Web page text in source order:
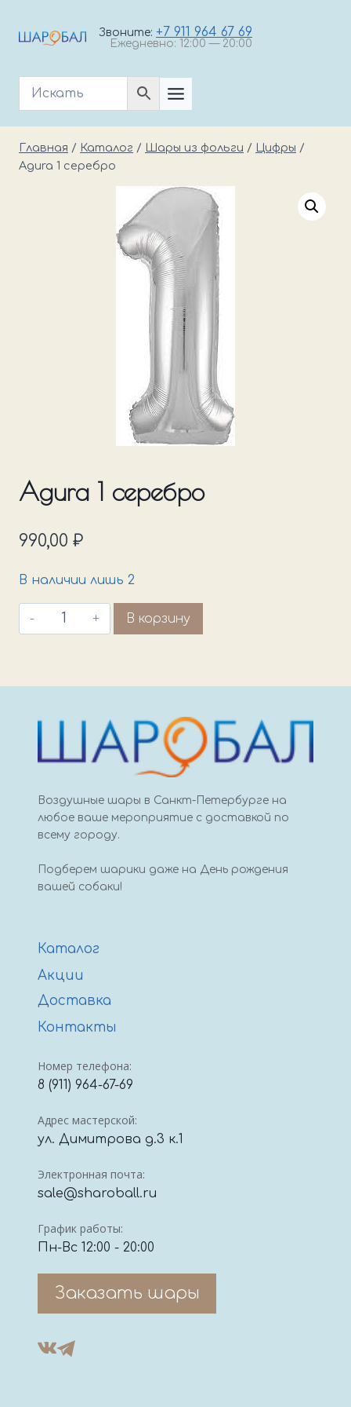
Звоните: +7 911 964 67 69
Ежедневно: 12:00 — 20:00
Главная / Каталог / Шары из фольги / Цифры /
Agura 1 серебро
Agura 1 серебро
990,00 ₽
В наличии лишь 2
Количество
товара
В корзину
Воздушные шары в Санкт-Петербурге на
любое ваше мероприятие с доставкой по
всему городу.
Подберем шарики даже на День рождения
вашей собаки!
Каталог
Акции
Доставка
Контакты
Номер телефона:
8 (911) 964-67-69
Адрес мастерской:
ул. Димитрова д.3 к.1
Электронная почта:
sale@sharoball.ru
График работы:
Пн-Вс 12:00 - 20:00
Заказать шары